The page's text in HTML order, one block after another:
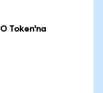
Token'na